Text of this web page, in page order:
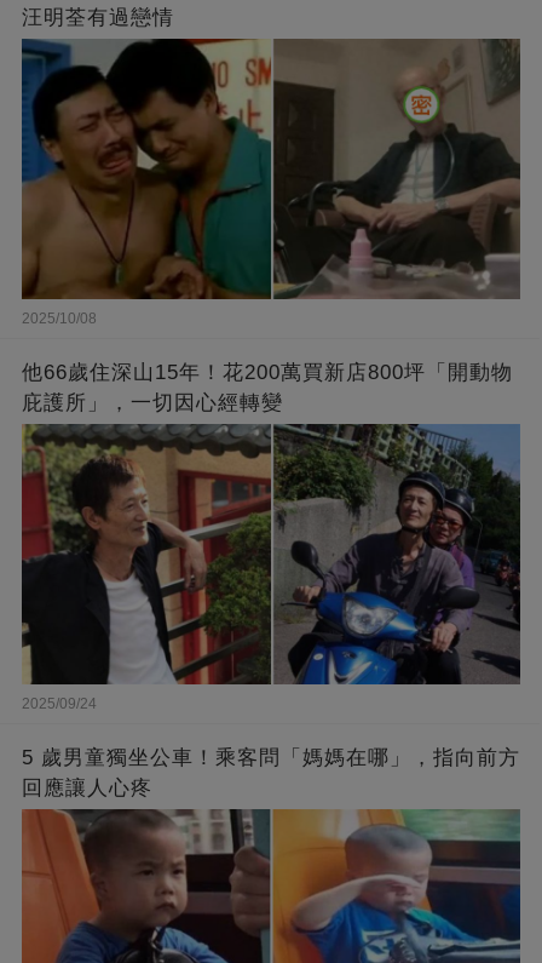
汪明荃有過戀情
2025/10/08
他66歲住深山15年！花200萬買新店800坪「開動物
庇護所」，一切因心經轉變
2025/09/24
5 歲男童獨坐公車！乘客問「媽媽在哪」，指向前方
回應讓人心疼